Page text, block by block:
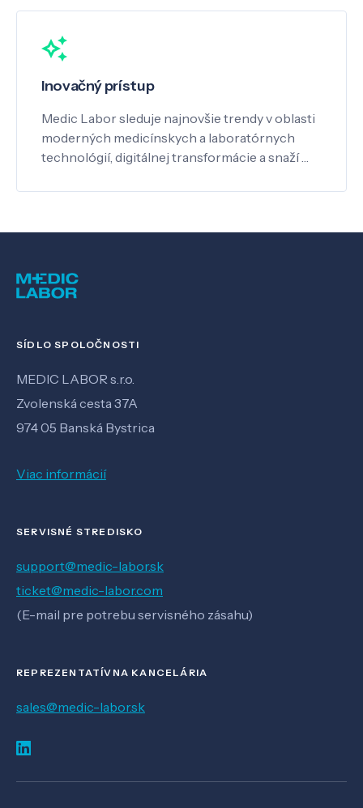
Inovačný prístup
Medic Labor sleduje najnovšie trendy v oblasti
moderných medicínskych a laboratórnych
technológií, digitálnej transformácie a snaží …
SÍDLO SPOLOČNOSTI
MEDIC LABOR s.r.o.
Zvolenská cesta 37A
974 05 Banská Bystrica
Viac informácií
SERVISNÉ STREDISKO
support@medic-labor.sk
ticket@medic-labor.com
(E-mail pre potrebu servisného zásahu)
REPREZENTATÍVNA KANCELÁRIA
sales@medic-labor.sk